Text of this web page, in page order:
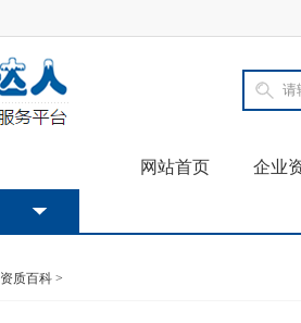
网站首页 企业
资质百科 >